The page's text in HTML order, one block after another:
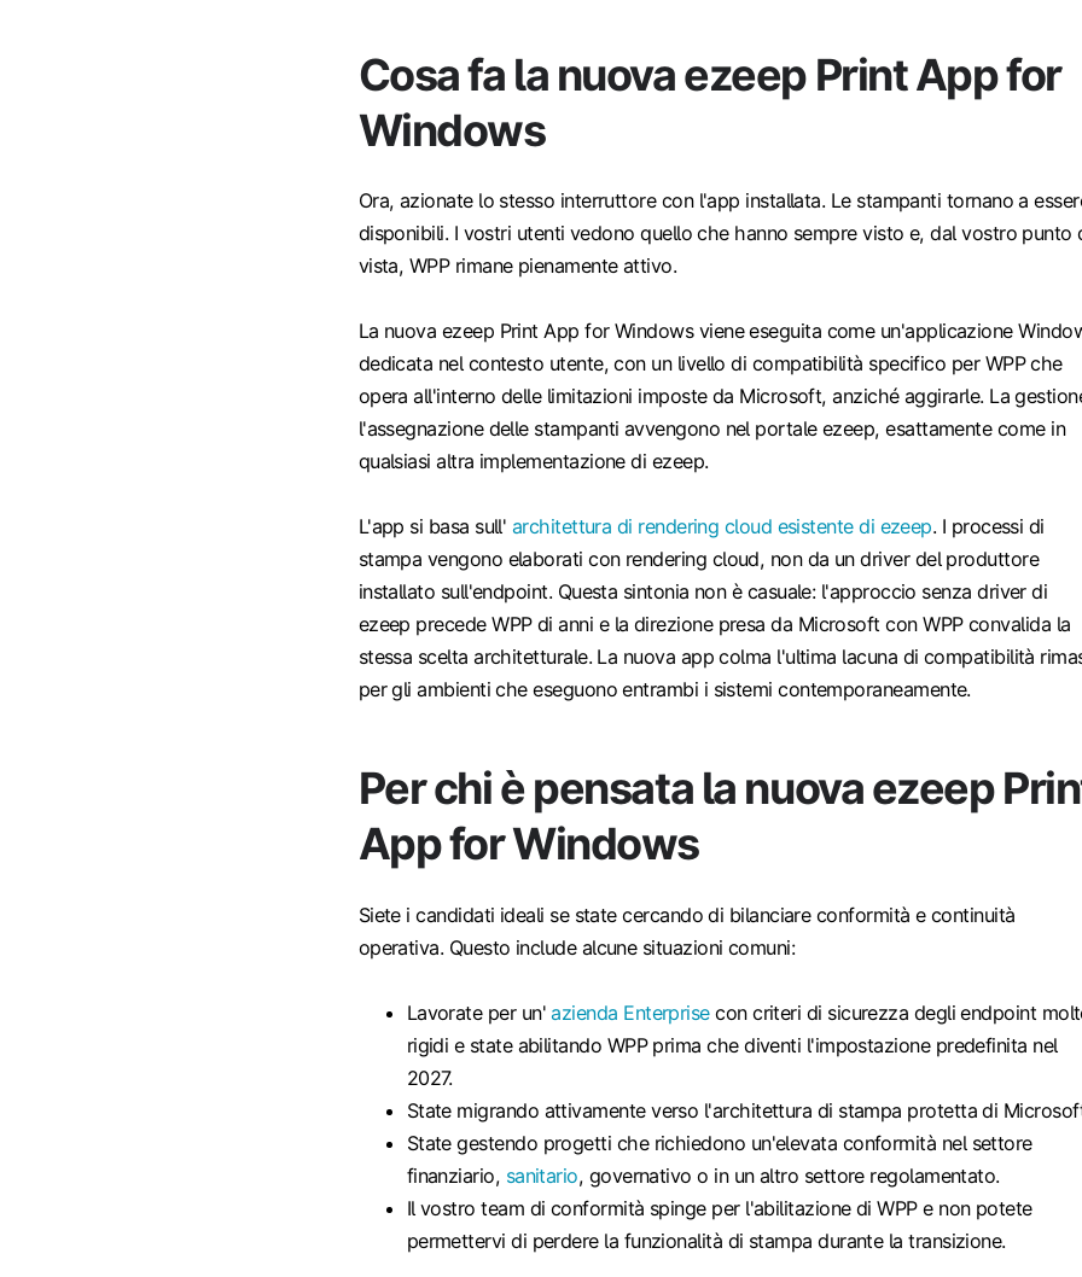
Cosa fa la nuova ezeep Print App for
Windows
Ora, azionate lo stesso interruttore con l'app installata. Le stampanti tornano a
disponibili. I vostri utenti vedono quello che hanno sempre visto e, dal vostro punto
vista, WPP rimane pienamente attivo.
La nuova ezeep Print App for Windows viene eseguita come un'applicazione
dedicata nel contesto utente, con un livello di compatibilità specifico per WPP che
opera all'interno delle limitazioni imposte da Microsoft, anziché aggirarle. La
l'assegnazione delle stampanti avvengono nel portale ezeep, esattamente come in
qualsiasi altra implementazione di ezeep.
L'app si basa sull' architettura di rendering cloud esistente di ezeep. I processi di
stampa vengono elaborati con rendering cloud, non da un driver del produttore
installato sull'endpoint. Questa sintonia non è casuale: l'approccio senza driver di
ezeep precede WPP di anni e la direzione presa da Microsoft con WPP convalida la
stessa scelta architetturale. La nuova app colma l'ultima lacuna di compatibilità
per gli ambienti che eseguono entrambi i sistemi contemporaneamente.
Per chi è pensata la nuova ezeep
App for Windows
Siete i candidati ideali se state cercando di bilanciare conformità e continuità
operativa. Questo include alcune situazioni comuni:
Lavorate per un'azienda Enterprisecon criteri di sicurezza degli endpoint
rigidi e state abilitando WPP prima che diventi l'impostazione predefinita nel
2027.
State migrando attivamente verso l'architettura di stampa protetta di
State gestendo progetti che richiedono un'elevata conformità nel settore
finanziario, sanitario, governativo o in un altro settore regolamentato.
Il vostro team di conformità spinge per l'abilitazione di WPP e non potete
permettervi di perdere la funzionalità di stampa durante la transizione.